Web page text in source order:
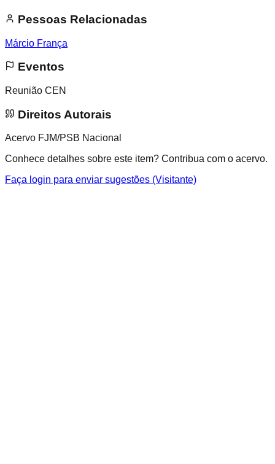
Pessoas Relacionadas
Márcio França
Eventos
Reunião CEN
Direitos Autorais
Acervo FJM/PSB Nacional
Conhece detalhes sobre este item? Contribua com o acervo.
Faça login para enviar sugestões (Visitante)